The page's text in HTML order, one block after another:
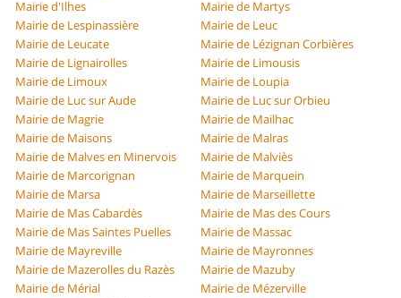
Mairie d'Ilhes
Mairie de Martys
Mairie de Lespinassière
Mairie de Leuc
Mairie de Leucate
Mairie de Lézignan Corbières
Mairie de Lignairolles
Mairie de Limousis
Mairie de Limoux
Mairie de Loupia
Mairie de Luc sur Aude
Mairie de Luc sur Orbieu
Mairie de Magrie
Mairie de Mailhac
Mairie de Maisons
Mairie de Malras
Mairie de Malves en Minervois
Mairie de Malviès
Mairie de Marcorignan
Mairie de Marquein
Mairie de Marsa
Mairie de Marseillette
Mairie de Mas Cabardès
Mairie de Mas des Cours
Mairie de Mas Saintes Puelles
Mairie de Massac
Mairie de Mayreville
Mairie de Mayronnes
Mairie de Mazerolles du Razès
Mairie de Mazuby
Mairie de Mérial
Mairie de Mézerville